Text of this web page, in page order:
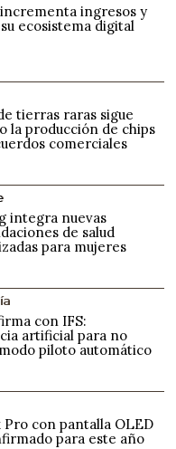
ingresos y
ecosistema digital
tierras raras sigue
la producción de chips
comerciales
integra nuevas
de salud
para mujeres
con IFS:
artificial para no
piloto automático
Pro con pantalla OLED
para este año